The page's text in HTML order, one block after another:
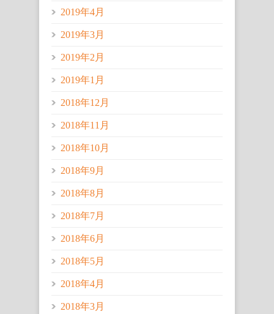
2019年4月
2019年3月
2019年2月
2019年1月
2018年12月
2018年11月
2018年10月
2018年9月
2018年8月
2018年7月
2018年6月
2018年5月
2018年4月
2018年3月